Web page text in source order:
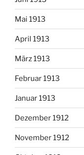
Mai 1913
April 1913
März 1913
Februar 1913
Januar 1913
Dezember 1912
November 1912